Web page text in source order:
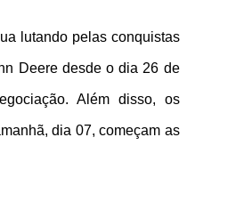
lutando pelas conquistas
Deere desde o dia 26 de
Além disso, os
dia 07, começam as